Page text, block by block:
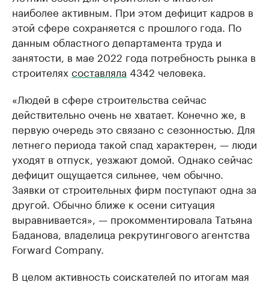
наиболее активным. При этом дефицит кадров в
этой сфере сохраняется с прошлого года. По
данным областного департамента труда и
занятости, в мае 2022 года потребность рынка в
строителях составляла 4342 человека.
«Людей в сфере строительства сейчас
действительно очень не хватает. Конечно же, в
первую очередь это связано с сезонностью. Для
летнего периода такой спад характерен, — люди
уходят в отпуск, уезжают домой. Однако сейчас
дефицит ощущается сильнее, чем обычно.
Заявки от строительных фирм поступают одна за
другой. Обычно ближе к осени ситуация
выравнивается», — прокомментировала Татьяна
Баданова, владелица рекрутингового агентства
Forward Company.
В целом активность соискателей по итогам мая